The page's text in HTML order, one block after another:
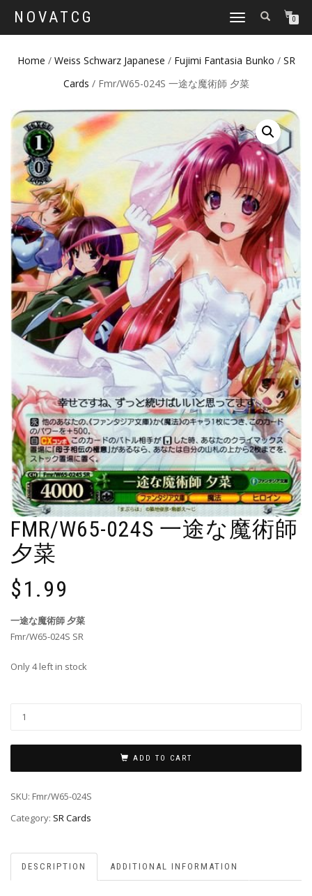
NOVATCG
TOGGLE
0
Home / Weiss Schwarz Japanese / Fujimi Fantasia Bunko / SR
Cards / Fmr/W65-024S 一途な魔術師 夕菜
FMR/W65-024S 一途な魔術師
夕菜
$1.99
一途な魔術師 夕菜
Fmr/W65-024S SR
Only 4 left in stock
ADD TO CART
SKU: Fmr/W65-024S
Category: SR Cards
DESCRIPTION ADDITIONAL INFORMATION